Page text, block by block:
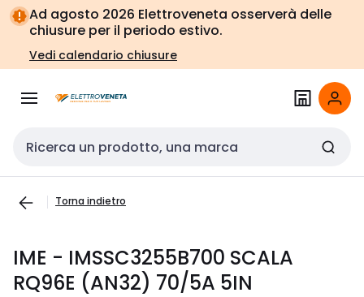
Vai alla
navigazione
Vai
alla
pagina
Ad agosto 2026 Elettroveneta osserverà delle
chiusure per il periodo estivo.
Vedi calendario chiusure
Cerca input
Torna indietro
IME - IMSSC3255B700 SCALA
RQ96E (AN32) 70/5A 5IN